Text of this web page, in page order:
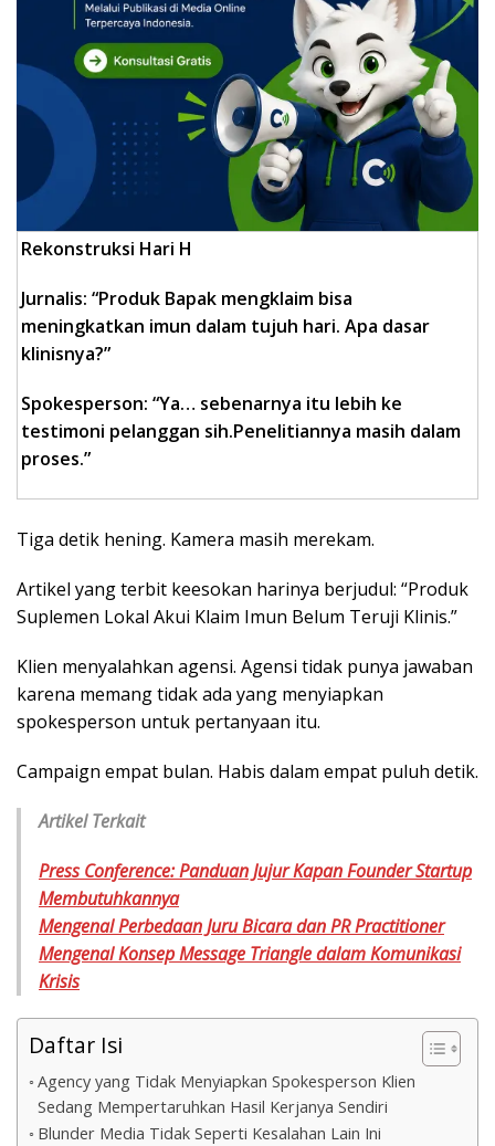
Rekonstruksi Hari H
Jurnalis: “Produk Bapak mengklaim bisa
meningkatkan imun dalam tujuh hari. Apa dasar
klinisnya?”
Spokesperson: “Ya… sebenarnya itu lebih ke
testimoni pelanggan sih.Penelitiannya masih dalam
proses.”
Tiga detik hening. Kamera masih merekam.
Artikel yang terbit keesokan harinya berjudul: “Produk
Suplemen Lokal Akui Klaim Imun Belum Teruji Klinis.”
Klien menyalahkan agensi. Agensi tidak punya jawaban
karena memang tidak ada yang menyiapkan
spokesperson untuk pertanyaan itu.
Campaign empat bulan. Habis dalam empat puluh detik.
Artikel Terkait
Press Conference: Panduan Jujur Kapan Founder Startup
Membutuhkannya
Mengenal Perbedaan Juru Bicara dan PR Practitioner
Mengenal Konsep Message Triangle dalam Komunikasi
Krisis
Daftar Isi
Agency yang Tidak Menyiapkan Spokesperson Klien
Sedang Mempertaruhkan Hasil Kerjanya Sendiri
Blunder Media Tidak Seperti Kesalahan Lain Ini